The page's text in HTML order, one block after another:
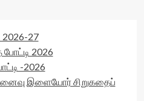
2026-27
2026
-2026
இளையோர் சிறுகதைப்